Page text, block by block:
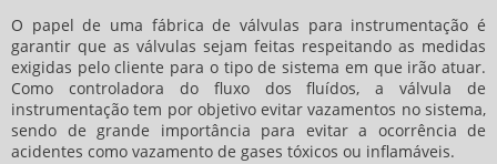
O papel de uma fábrica de válvulas para instrumentação é
garantir que as válvulas sejam feitas respeitando as medidas
exigidas pelo cliente para o tipo de sistema em que irão atuar.
Como controladora do fluxo dos fluídos, a válvula de
instrumentação tem por objetivo evitar vazamentos no sistema,
sendo de grande importância para evitar a ocorrência de
acidentes como vazamento de gases tóxicos ou inflamáveis.